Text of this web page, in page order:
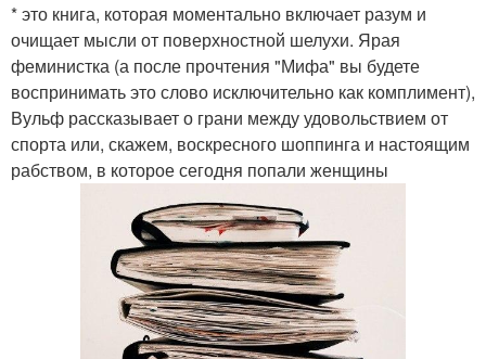
* это книга, которая моментально включает разум и
очищает мысли от поверхностной шелухи. Ярая
феминистка (а после прочтения "Мифа" вы будете
воспринимать это слово исключительно как комплимент),
Вульф рассказывает о грани между удовольствием от
спорта или, скажем, воскресного шоппинга и настоящим
рабством, в которое сегодня попали женщины